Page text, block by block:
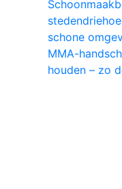
schone
MMA-
houden – zo